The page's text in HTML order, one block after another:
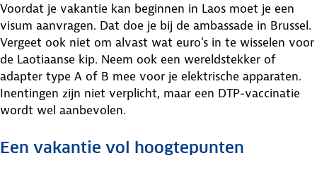
Voordat je vakantie kan beginnen in Laos moet je een
visum aanvragen. Dat doe je bij de ambassade in Brussel.
Vergeet ook niet om alvast wat euro's in te wisselen voor
de Laotiaanse kip. Neem ook een wereldstekker of
adapter type A of B mee voor je elektrische apparaten.
Inentingen zijn niet verplicht, maar een DTP-vaccinatie
wordt wel aanbevolen.
Een vakantie vol hoogtepunten